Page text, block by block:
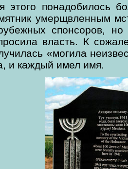
этого понадобилось
умерщвленным
спонсоров,
власть. К
«могила
и каждый имел имя.